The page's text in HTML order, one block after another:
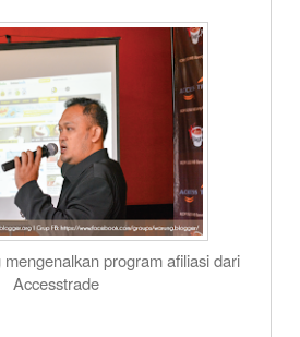
program afiliasi dari
Accesstrade